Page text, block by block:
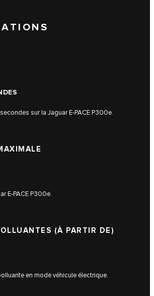
sur la Jaguar E-PACE P300e.
E-PACE P300e.
(À PARTIR DE)
en mode véhicule électrique.